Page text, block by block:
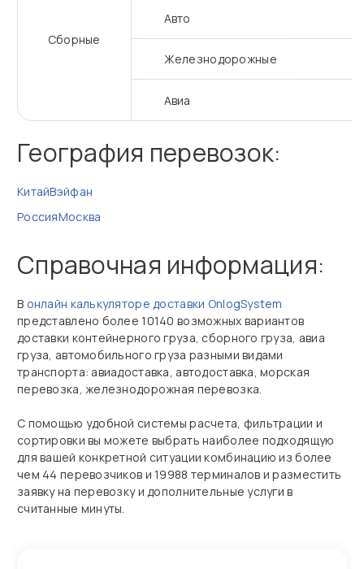
Сборные
Авто
Железнодорожные
Авиа
География перевозок:
КитайВэйфан
РоссияМосква
Справочная информация:
В онлайн калькуляторе доставки OnlogSystem
представлено более 10140 возможных вариантов
доставки контейнерного груза, сборного груза, авиа
груза, автомобильного груза разными видами
транспорта: авиадоставка, автодоставка, морская
перевозка, железнодорожная перевозка.
С помощью удобной системы расчета, фильтрации и
сортировки вы можете выбрать наиболее подходящую
для вашей конкретной ситуации комбинацию из более
чем 44 перевозчиков и 19988 терминалов и разместить
заявку на перевозку и дополнительные услуги в
считанные минуты.